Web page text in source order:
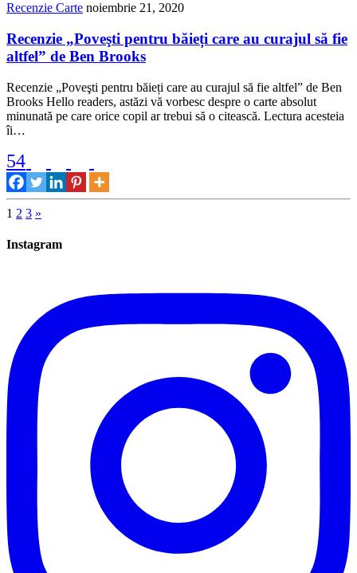
Recenzie Carte noiembrie 21, 2020
Recenzie „Poveşti pentru băieți care au curajul să fie
altfel” de Ben Brooks
Recenzie „Poveşti pentru băieți care au curajul să fie altfel” de Ben
Brooks Hello readers, astăzi vă vorbesc despre o carte absolut
minunată pe care orice copil ar trebui să o citească. Lectura acesteia
îi…
54
Paginație
articole
1 2 3 »
Instagram